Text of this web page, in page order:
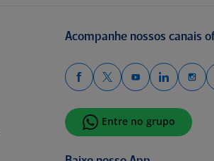
Acompanhe nossos canais
Entre no grupo